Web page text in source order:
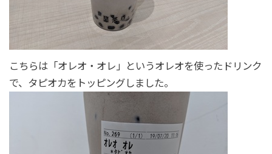
こちらは「オレオ・オレ」というオレオを使ったドリンク
で、タピオカをトッピングしました。